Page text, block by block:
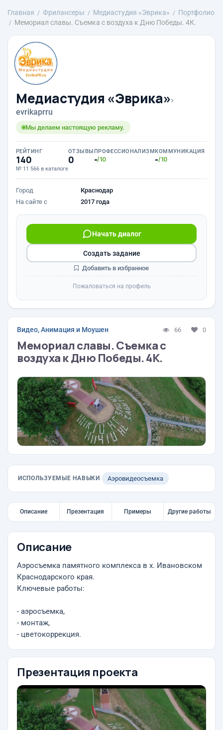
Главная Фрилансеры Медиастудия «Эврика»
Портфолио
Мемориал славы. Съемка с воздуха к Дню Победы. 4К.
Медиастудия «Эврика»›
evrikaprru
Мы делаем настоящую рекламу.
РЕЙТИНГ
140
№ 11 566 в каталоге
ОТЗЫВЫ
0
ПРОФЕССИОНАЛИЗМ
-/10
КОММУНИКАЦИЯ
-/10
Город
Краснодар
На сайте с
2017 года
Начать диалог
Создать задание
Добавить в избранное
Пожаловаться на профиль
Видео, Анимация и Моушен 66 0
Мемориал славы. Съемка с
воздуха к Дню Победы. 4К.
ИСПОЛЬЗУЕМЫЕ НАВЫКИ Аэровидеосъемка
Описание Презентация Примеры Другие работы
Описание
Аэросъемка памятного комплекса в х. Ивановском
Краснодарского края.
Ключевые работы:
- аэросъемка,
- монтаж,
- цветокоррекция.
Презентация проекта